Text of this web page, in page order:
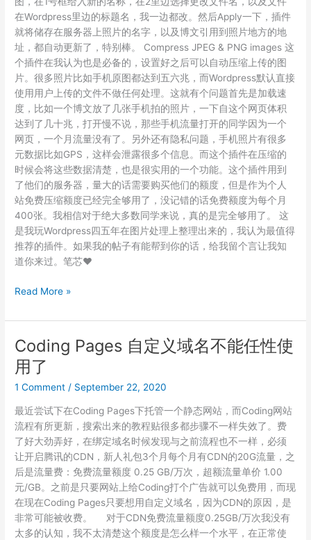
在Wordpress里边的标题名，我一边都改。然后Apply一下，插件
就将储存在服务器上照片的名字，以及博文引用到照片地方的地
址，都自动更新了，特别棒。 Compress JPEG & PNG images 这
个插件在我认为也是必备的，设置好之后可以自动压缩上传的图
片。很多照片比如手机原图都达到五六兆，而Wordpress默认直接
使用用户上传的文件不做任何处理。这就有个问题首先是加载速
度，比如一个博文放了几张手机拍的照片，一下自这个网页体积
达到了几十兆，打开慢不说，那些手机流量打开的同学因为一个
网页，一个月流量没有了。另外还有隐私问题，手机照片有很多
元数据比如GPS，这样会泄露很多个信息。而这个插件在压缩的
时候会将这些数据清楚，也是很实用的一个功能。这个插件用到
了他们的服务器，量大的话需要购买他们的额度，但是作为个人
站免费压缩额度已经完全够用了，没记错的话免费额度为每个月
400张。我相信对于绝大多数同学来说，真的是完全够用了。 这
是我玩Wordpress四五年在图片处理上整理出来的，我认为最值得
推荐的插件。如果我的帖子有能帮到你的话，给我留个言让我知
道你来过。笔芯♥
WordPress
片
动）
重
命
Read More »
Coding Pages 自定义域名不能任性使
用了
1 Comment / September 22, 2020
最近尝试下在Coding Pages下托管一个静态网站，而Coding网站
流程有所更新，搜索出来的教程贴很多都步骤不一样失效了。费
了好大劲弄好，在绑定域名时候发现与之前流程也不一样，必须
让开启腾讯的CDN，新人礼包3个月每个月有CDN的20G流量，之
后是流量费：免费流量额度 0.25 GB/万次，超额流量单价 1.00
元/GB。之前是只要网站上给Coding打个广告就可以免费用，而现
在现在Coding Pages只要想用自定义域名，因为CDN的原因，是
非常可能被收费。 对于CDN免费流量额度0.25GB/万次我没有
太多的认知，我不太清楚这个额度是怎么样一个水平，在正常使